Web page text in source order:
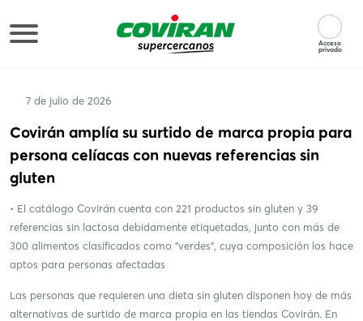
Acceso
privado
7 de julio de 2026
Covirán amplía su surtido de marca propia para
persona celíacas con nuevas referencias sin
gluten
• El catálogo Covirán cuenta con 221 productos sin gluten y 39
referencias sin lactosa debidamente etiquetadas, junto con más de
300 alimentos clasificados como "verdes", cuya composición los hace
aptos para personas afectadas
Las personas que requieren una dieta sin gluten disponen hoy de más
alternativas de surtido de marca propia en las tiendas Covirán. En